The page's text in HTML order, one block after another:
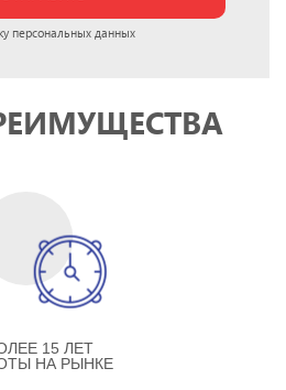
персональных данных
15 ЛЕТ
НА РЫНКЕ